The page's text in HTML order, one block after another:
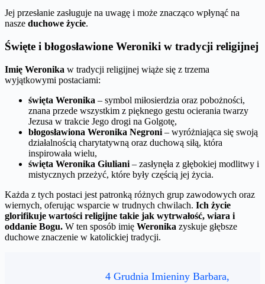
Jej przesłanie zasługuje na uwagę i może znacząco wpłynąć na
nasze duchowe życie.
Święte i błogosławione Weroniki w tradycji religijnej
Imię Weronika w tradycji religijnej wiąże się z trzema
wyjątkowymi postaciami:
święta Weronika – symbol miłosierdzia oraz pobożności,
znana przede wszystkim z pięknego gestu ocierania twarzy
Jezusa w trakcie Jego drogi na Golgotę,
błogosławiona Weronika Negroni – wyróżniająca się swoją
działalnością charytatywną oraz duchową siłą, która
inspirowała wielu,
święta Weronika Giuliani – zasłynęła z głębokiej modlitwy i
mistycznych przeżyć, które były częścią jej życia.
Każda z tych postaci jest patronką różnych grup zawodowych oraz
wiernych, oferując wsparcie w trudnych chwilach. Ich życie
glorifikuje wartości religijne takie jak wytrwałość, wiara i
oddanie Bogu. W ten sposób imię Weronika zyskuje głębsze
duchowe znaczenie w katolickiej tradycji.
4 Grudnia Imieniny Barbara,